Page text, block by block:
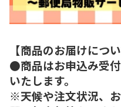
【商品のお届けについ
●商品はお申込み受
いたします。
※天候や注文状況、